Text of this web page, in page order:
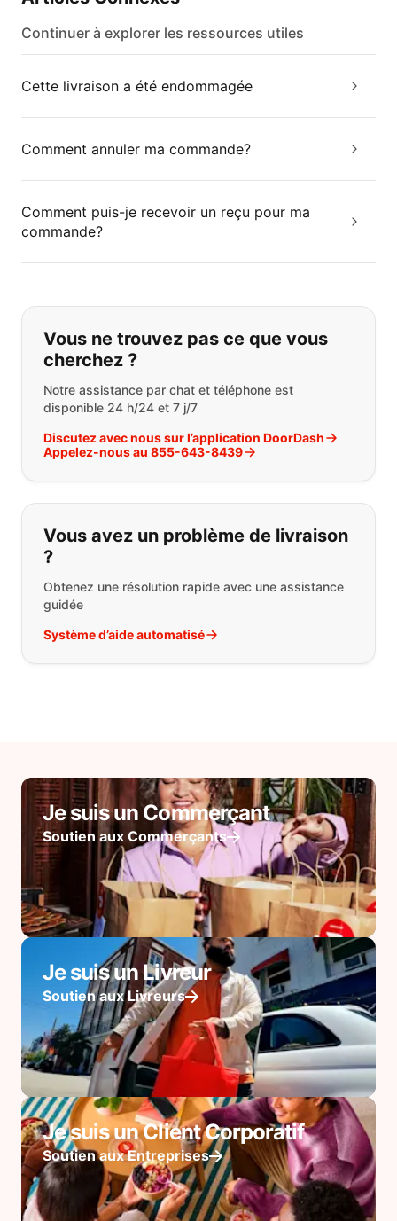
Continuer à explorer les ressources utiles
Cette livraison a été endommagée
Comment annuler ma commande?
Comment puis-je recevoir un reçu pour ma
commande?
Si vous ne trouvez pas ce que vous
Vous ne trouvez pas ce que vous
cherchez ?
Notre assistance par chat et téléphone est
disponible 24 h/24 et 7 j/7
Discutez avec nous sur l’application DoorDash
Appelez-nous au 855-643-8439
Vous avez un problème de livraison
?
Obtenez une résolution rapide avec une assistance
guidée
Système d’aide automatisé
Je suis un Commerçant
Soutien aux Commerçants
Je suis un Livreur
Soutien aux Livreurs
Je suis un Client Corporatif
Soutien aux Entreprises